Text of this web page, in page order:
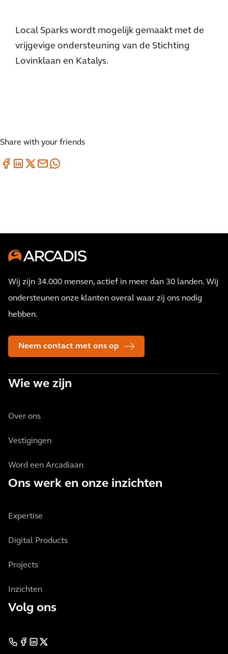
Local Sparks wordt mogelijk gemaakt met de
vrijgevige ondersteuning van de Stichting
Lovinklaan en Katalys.
Share with your friends
Wij zijn 34.000 mensen, actief in meer dan 30 landen. Wij
ondersteunen onze klanten overal waar zij ons nodig
hebben.
Neem contact met ons op
Wie we zijn
Over ons
Vestigingen
Word een Arcadiaan
Ons werk en onze inzichten
Expertise
Digital Products
Projects
Inzichten
Volg ons